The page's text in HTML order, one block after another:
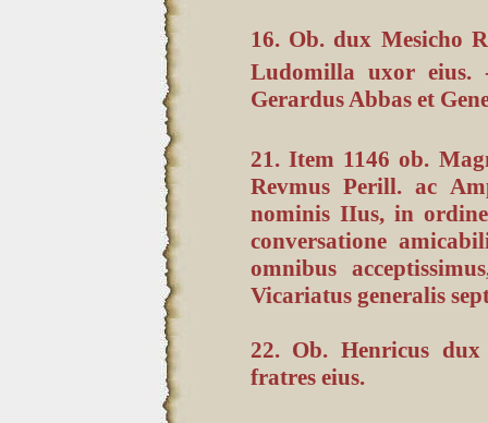
16. Ob. dux Mesicho
Ludomilla uxor eius.
Gerardus Abbas et
21. Item 1146 ob.
Revmus Perill. ac
nominis IIus, in
conversatione
omnibus
Vicariatus generalis
22. Ob. Henricus
fratres eius.